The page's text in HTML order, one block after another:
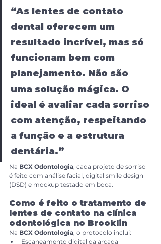
“As lentes de contato
dental oferecem um
resultado incrível, mas só
funcionam bem com
planejamento. Não são
uma solução mágica. O
ideal é avaliar cada sorriso
com atenção, respeitando
a função e a estrutura
dentária.”
Na BCX Odontologia, cada projeto de sorriso
é feito com análise facial, digital smile design
(DSD) e mockup testado em boca.
Como é feito o tratamento de
lentes de contato na clínica
odontológica no Brooklin
Na BCX Odontologia, o protocolo inclui:
Escaneamento digital da arcada